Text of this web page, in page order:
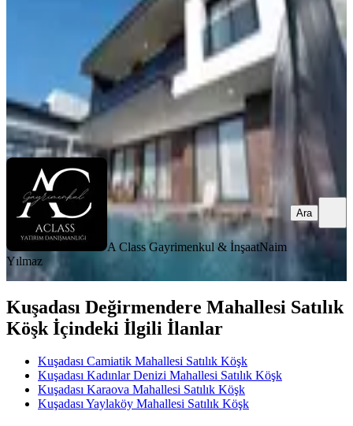
1030 m² 01.09.2024
70.000.000 ₺
A Class Gayrimenkul & İnşaat
Ara
A Class Gayrimenkul & İnşaatNaim
Yılmaz
Ara
Kuşadası Değirmendere Mahallesi Satılık
Köşk İçindeki İlgili İlanlar
Kuşadası Camiatik Mahallesi Satılık Köşk
Kuşadası Kadınlar Denizi Mahallesi Satılık Köşk
Kuşadası Karaova Mahallesi Satılık Köşk
Kuşadası Yaylaköy Mahallesi Satılık Köşk